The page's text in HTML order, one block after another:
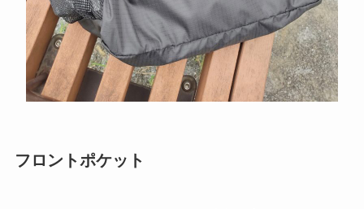
フロントポケット